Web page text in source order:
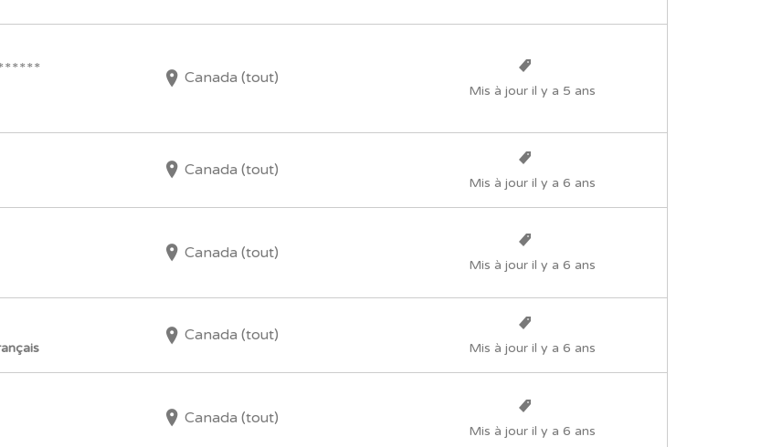
Canada (tout)
Mis à jour il y a 5 ans
Canada (tout)
Mis à jour il y a 6 ans
Canada (tout)
Mis à jour il y a 6 ans
Canada (tout)
Mis à jour il y a 6 ans
Canada (tout)
Mis à jour il y a 6 ans